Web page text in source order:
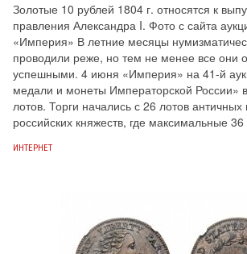
Золотые 10 рублей 1804 г. относятся к
правления Александра I. Фото с сайта
«Империя» В летние месяцы
проводили реже, но тем не менее все они
успешными. 4 июня «Империя» на 41-й
медали и монеты Императорской России»
лотов. Торги начались с 26 лотов
российских княжеств, где максимальные
ИНТЕРНЕТ